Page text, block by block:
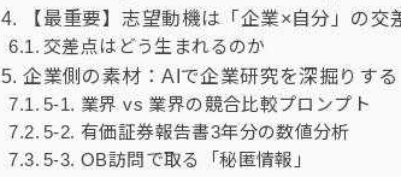
4. 【最重要】志望動機は「企業×自分」の交
交差点はどう生まれるのか
5. 企業側の素材：AIで企業研究を深掘りする
5-1. 業界 vs 業界の競合比較プロンプト
5-2. 有価証券報告書3年分の数値分析
5-3. OB訪問で取る「秘匿情報」